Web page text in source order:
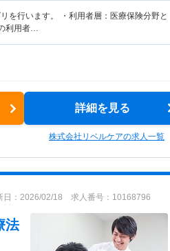
を行います。 ・利用者層：医療保険分野と
利用者…
詳細を見る
株式会社リベルケアの求人一覧
日：2026/02/18 求人番号：10168796
法